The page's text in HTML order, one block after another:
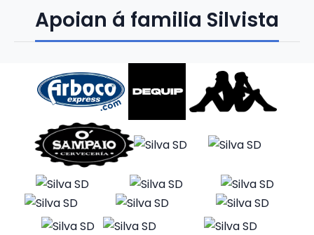
Apoian á familia Silvista